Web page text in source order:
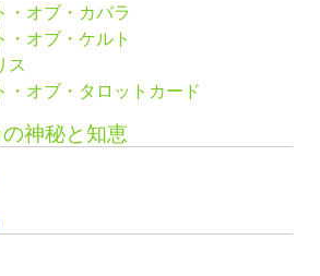
・オブ・カバラ
・オブ・ケルト
ス
・オブ・タロットカード
神秘と知恵